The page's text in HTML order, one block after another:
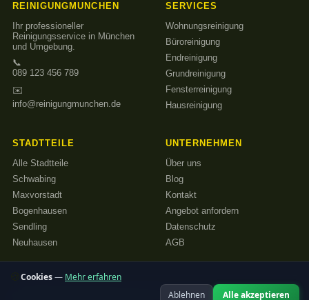
REINIGUNGMUNCHEN
Ihr professioneller
Reinigungsservice in München
und Umgebung.
📞
089 123 456 789
✉️
info@reinigungmunchen.de
SERVICES
Wohnungsreinigung
Büroreinigung
Endreinigung
Grundreinigung
Fensterreinigung
Hausreinigung
STADTTEILE
Alle Stadtteile
Schwabing
Maxvorstadt
Bogenhausen
Sendling
Neuhausen
UNTERNEHMEN
Über uns
Blog
Kontakt
Angebot anfordern
Datenschutz
AGB
© 2026 Reinigungmunchen – Alle Rechte vorbehalten
Cookies— Mehr erfahren
Ablehnen
Alle akzeptieren